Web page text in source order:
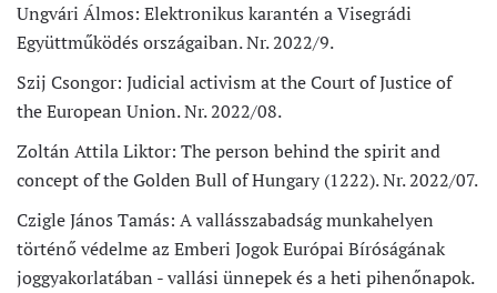
Ungvári Álmos: Elektronikus karantén a Visegrádi
Együttműködés országaiban. Nr. 2022/9.
Szij Csongor: Judicial activism at the Court of Justice of
the European Union. Nr. 2022/08.
Zoltán Attila Liktor: The person behind the spirit and
concept of the Golden Bull of Hungary (1222). Nr. 2022/07.
Czigle János Tamás: A vallásszabadság munkahelyen
történő védelme az Emberi Jogok Európai Bíróságának
joggyakorlatában - vallási ünnepek és a heti pihenőnapok.